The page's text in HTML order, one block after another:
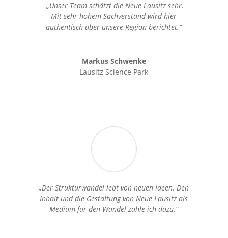
„Unser Team schätzt die Neue Lausitz sehr.
Mit sehr hohem Sachverstand wird hier
authentisch über unsere Region berichtet.“
Markus Schwenke
Lausitz Science Park
„Der Strukturwandel lebt von neuen Ideen. Den
Inhalt und die Gestaltung von Neue Lausitz als
Medium für den Wandel zähle ich dazu.“